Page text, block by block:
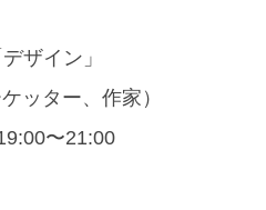
ザイン」
ッター、作家）
〜21:00